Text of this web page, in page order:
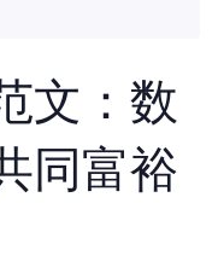
文：数
同富裕